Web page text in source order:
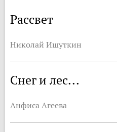
Рассвет
Николай Ишуткин
Снег и лес...
Анфиса Агеева